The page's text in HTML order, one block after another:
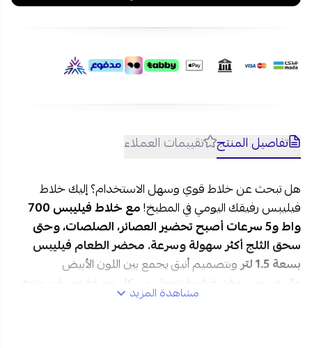
تفاصيل المنتج تقييمات العملاء
هل تبحث عن خلاط قوي وسهل الاستخدام؟ إليك خلاط
فيليبس رفيقك اليومي في المطبخ!
مع خلاط فيليبس 700
واط و5 سرعات أصبح تحضير العصائر، الصلصات، وحتى
سحق الثلج أكثر سهولة وسرعة.محضر الطعام فيليبس
بسعة 1.5 لتر
وبتصميم أنيق يجمع بين اللون الأبيض
والبنفسجي، وقدرة قوية تجعل من كل وصفة تجربة ممتعة.
مشاهدة المزيد